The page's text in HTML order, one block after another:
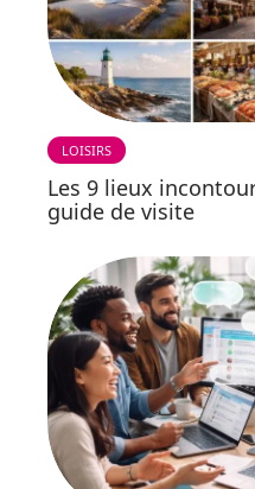
LOISIRS
Les 9 lieux
guide de visite